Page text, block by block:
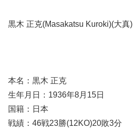
黒木 正克(Masakatsu Kuroki)(大真)
本名：黒木 正克
生年月日：1936年8月15日
国籍：日本
戦績：46戦23勝(12KO)20敗3分